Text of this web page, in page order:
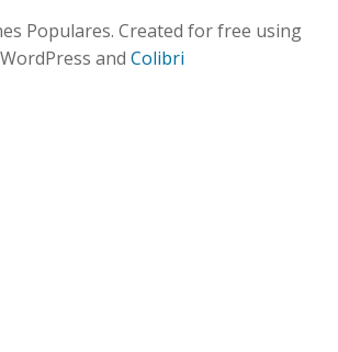
Populares. Created for free using
WordPress and Colibri